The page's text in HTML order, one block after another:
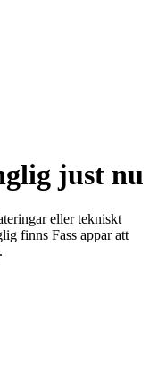
just nu
eller tekniskt
finns Fass appar att